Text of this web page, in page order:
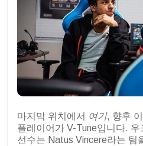
마지막 위치에서 여기, 향후
플레이어가 V-Tune입니다.
선수는 Natus Vincere라는 팀